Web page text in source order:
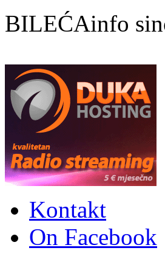
BILEĆAinfo
Kontakt
On Facebook